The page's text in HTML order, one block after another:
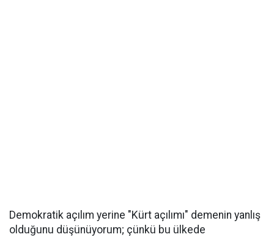
Demokratik açılım yerine "Kürt açılımı" demenin yanlış
olduğunu düşünüyorum; çünkü bu ülkede